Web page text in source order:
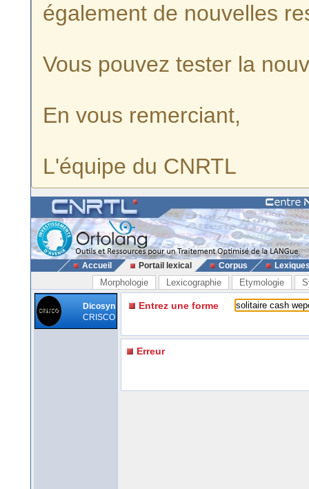
également de nouvelles
Vous pouvez tester la
En vous remerciant,
L'équipe du CNRTL
Accueil Portail lexical Corpus
Morphologie Lexicographie Etymologie
Dicosyn
CRISCO
Entrez une forme
Erreur